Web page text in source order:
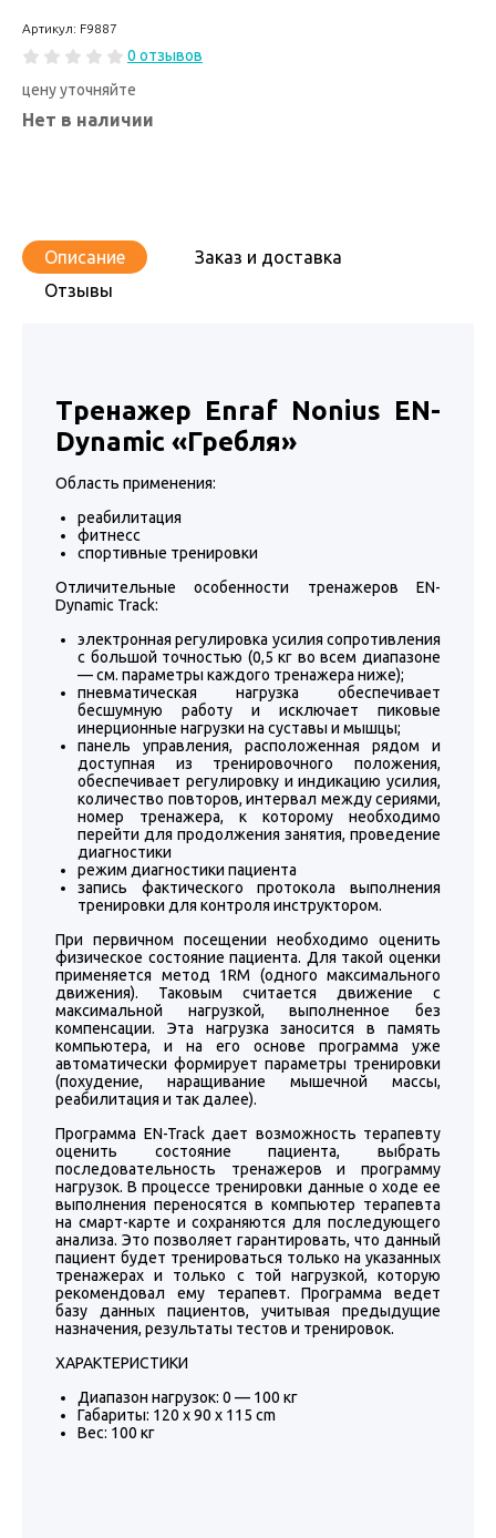
Артикул: F9887
0 отзывов
цену уточняйте
Нет в наличии
Описание
Заказ и доставка
Отзывы
Тренажер Enraf Nonius EN-
Dynamic «Гребля»
Область применения:
реабилитация
фитнесс
спортивные тренировки
Отличительные особенности тренажеров EN-
Dynamic Track:
электронная регулировка усилия сопротивления
с большой точностью (0,5 кг во всем диапазоне
— см. параметры каждого тренажера ниже);
пневматическая нагрузка обеспечивает
бесшумную работу и исключает пиковые
инерционные нагрузки на суставы и мышцы;
панель управления, расположенная рядом и
доступная из тренировочного положения,
обеспечивает регулировку и индикацию усилия,
количество повторов, интервал между сериями,
номер тренажера, к которому необходимо
перейти для продолжения занятия, проведение
диагностики
режим диагностики пациента
запись фактического протокола выполнения
тренировки для контроля инструктором.
При первичном посещении необходимо оценить
физическое состояние пациента. Для такой оценки
применяется метод 1RM (одного максимального
движения). Таковым считается движение с
максимальной нагрузкой, выполненное без
компенсации. Эта нагрузка заносится в память
компьютера, и на его основе программа уже
автоматически формирует параметры тренировки
(похудение, наращивание мышечной массы,
реабилитация и так далее).
Программа EN-Track дает возможность терапевту
оценить состояние пациента, выбрать
последовательность тренажеров и программу
нагрузок. В процессе тренировки данные о ходе ее
выполнения переносятся в компьютер терапевта
на смарт-карте и сохраняются для последующего
анализа. Это позволяет гарантировать, что данный
пациент будет тренироваться только на указанных
тренажерах и только с той нагрузкой, которую
рекомендовал ему терапевт. Программа ведет
базу данных пациентов, учитывая предыдущие
назначения, результаты тестов и тренировок.
ХАРАКТЕРИСТИКИ
Диапазон нагрузок: 0 — 100 кг
Габариты: 120 x 90 x 115 cm
Вес: 100 кг